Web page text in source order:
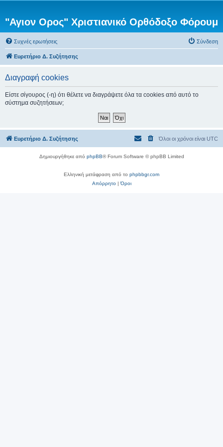
"Αγιον Ορος" Χριστιανικό Ορθόδοξο Φόρουμ
Συχνές ερωτήσεις Σύνδεση
Ευρετήριο Δ. Συζήτησης
Διαγραφή cookies
Είστε σίγουρος (-η) ότι θέλετε να διαγράψετε όλα τα cookies από αυτό το
σύστημα συζητήσεων;
Ευρετήριο Δ. Συζήτησης Όλοι οι χρόνοι είναι UTC
Δημιουργήθηκε από phpBB® Forum Software © phpBB Limited
Ελληνική μετάφραση από το phpbbgr.com
Απόρρητο|Όροι